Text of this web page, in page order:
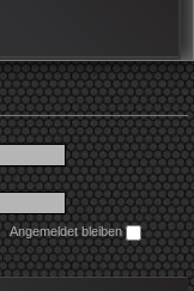
Angemeldet bleiben